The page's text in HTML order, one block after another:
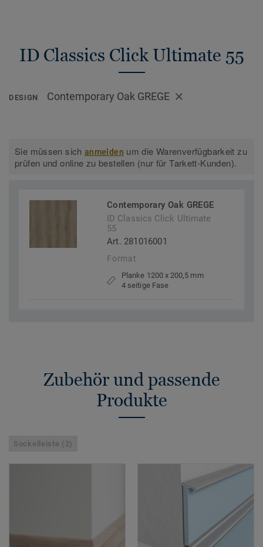
ID Classics Click Ultimate 55
DESIGN Contemporary Oak GREGE
Sie müssen sichanmelden um die Warenverfügbarkeit zu
prüfen und online zu bestellen (nur für Tarkett-Kunden).
Contemporary Oak GREGE
ID Classics Click Ultimate
55
Art. 281016001
Format
Planke 1200 x 200,5 mm
4 seitige Fase
Zubehör und passende
Produkte
Sockelleiste (2)